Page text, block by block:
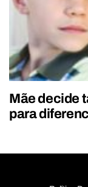
Mãe decide
para